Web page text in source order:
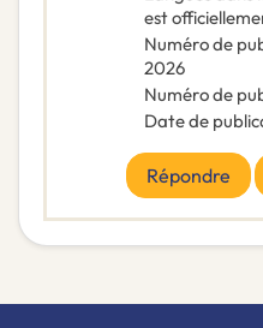
est
Numéro de
2026
Numéro de
Date de
Répondre